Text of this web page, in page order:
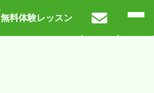
無料体験レッスン